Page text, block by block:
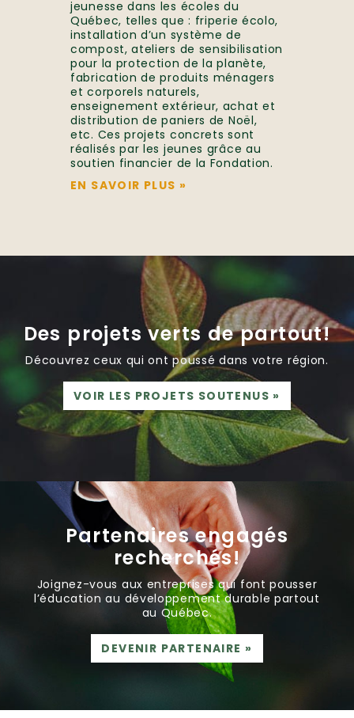
jeunesse dans les écoles du
Québec, telles que : friperie écolo,
installation d’un système de
compost, ateliers de sensibilisation
pour la protection de la planète,
fabrication de produits ménagers
et corporels naturels,
enseignement extérieur, achat et
distribution de paniers de Noël,
etc. Ces projets concrets sont
réalisés par les jeunes grâce au
soutien financier de la Fondation.
EN SAVOIR PLUS »
Des projets verts de partout!
Découvrez ceux qui ont poussé dans votre région.
VOIR LES PROJETS SOUTENUS »
Partenaires engagés
recherchés!
Joignez-vous aux entreprises qui font pousser
l’éducation au développement durable partout
au Québec.
DEVENIR PARTENAIRE »